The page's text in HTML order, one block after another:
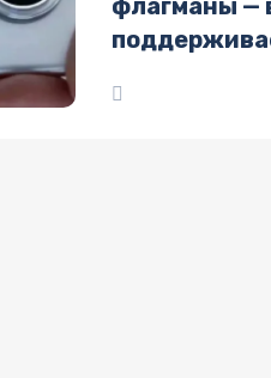
флагманы —